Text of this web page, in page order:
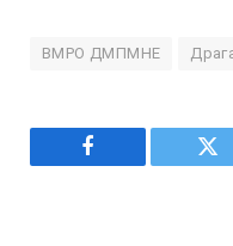
ВМРО ДМПМНЕ
Facebook